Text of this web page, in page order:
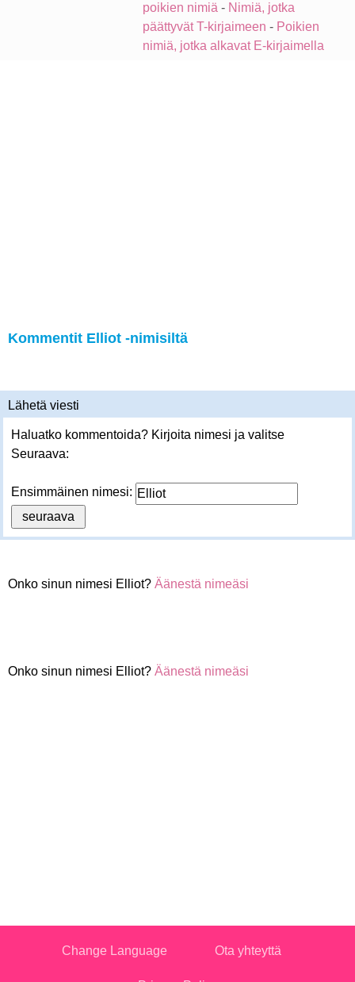
poikien nimiä - Nimiä, jotka
päättyvät T-kirjaimeen - Poikien
nimiä, jotka alkavat E-kirjaimella
Kommentit Elliot -nimisiltä
Lähetä viesti
Haluatko kommentoida? Kirjoita nimesi ja valitse
Seuraava:
Ensimmäinen nimesi:
Onko sinun nimesi Elliot? Äänestä nimeäsi
Onko sinun nimesi Elliot? Äänestä nimeäsi
Change Language Ota yhteyttä